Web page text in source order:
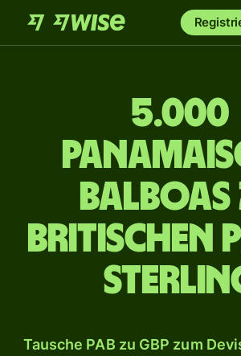
5.000
Balboas
britischen
Tausche PAB zu GBP zum